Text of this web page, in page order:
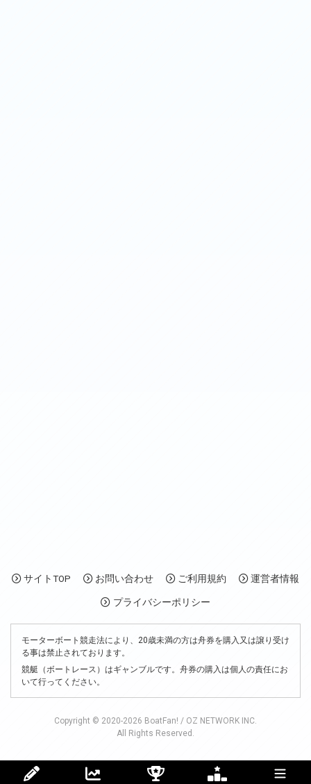
サイトTOP お問い合わせ ご利用規約 運営者情報
プライバシーポリシー
モーターボート競走法により、20歳未満の方は舟券を購入又は譲り受け
る事は禁止されております。
競艇（ボートレース）はギャンブルです。舟券の購入は個人の責任にお
いて行ってください。
Copyright © 2020-2026 BoatFan! / OZ NETWORK INC.
All Rights Reserved.